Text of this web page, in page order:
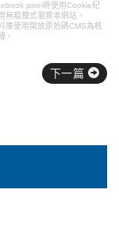
pixel將使用Cookie紀
無痕模式瀏覽本網站。
庫使用開放原始碼CMS為核
。
下一篇